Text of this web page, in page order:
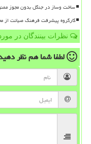
ساخت وساز در جنگل بدون مجوز
کارگروه پیشرفت فرهنگ صیانت از
نظرات بینندگان در
لطفا شما همنظر